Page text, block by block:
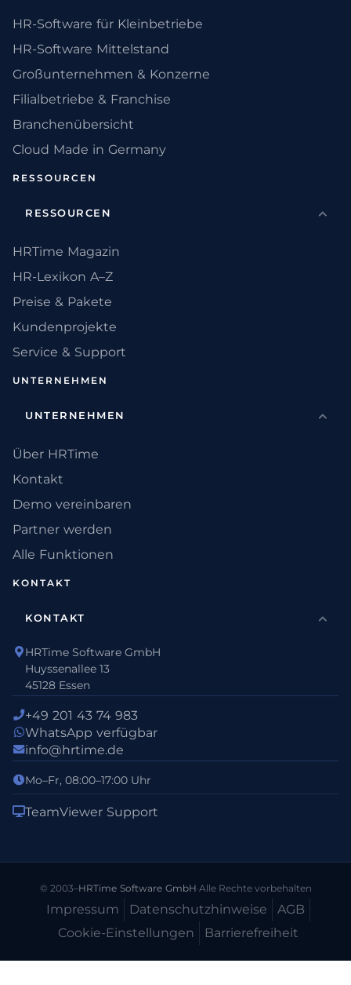
HR-Software für Kleinbetriebe
HR-Software Mittelstand
Großunternehmen & Konzerne
Filialbetriebe & Franchise
Branchenübersicht
Cloud Made in Germany
RESSOURCEN
RESSOURCEN
HRTime Magazin
HR-Lexikon A–Z
Preise & Pakete
Kundenprojekte
Service & Support
UNTERNEHMEN
UNTERNEHMEN
Über HRTime
Kontakt
Demo vereinbaren
Partner werden
Alle Funktionen
KONTAKT
KONTAKT
HRTime Software GmbH
Huyssenallee 13
45128 Essen
+49 201 43 74 983
WhatsApp verfügbar
info@hrtime.de
Mo–Fr, 08:00–17:00 Uhr
TeamViewer Support
© 2003–HRTime Software GmbH·Alle Rechte vorbehalten
Impressum Datenschutz­hinweise
AGB
Cookie-Einstellungen
Barrierefreiheit